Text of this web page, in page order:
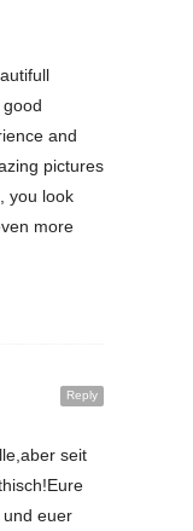
and
pictures
you look
more
Reply
seit
und euer